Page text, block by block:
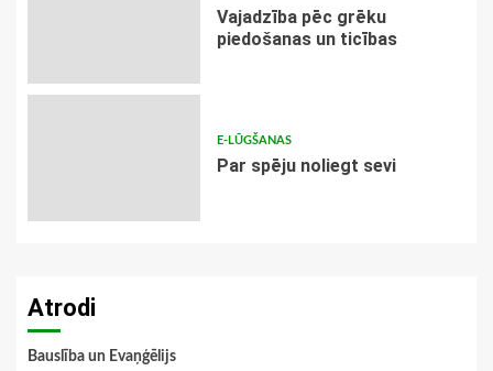
Vajadzība pēc grēku
piedošanas un ticības
E-LŪGŠANAS
Par spēju noliegt sevi
Atrodi
Bauslība un Evaņģēlijs